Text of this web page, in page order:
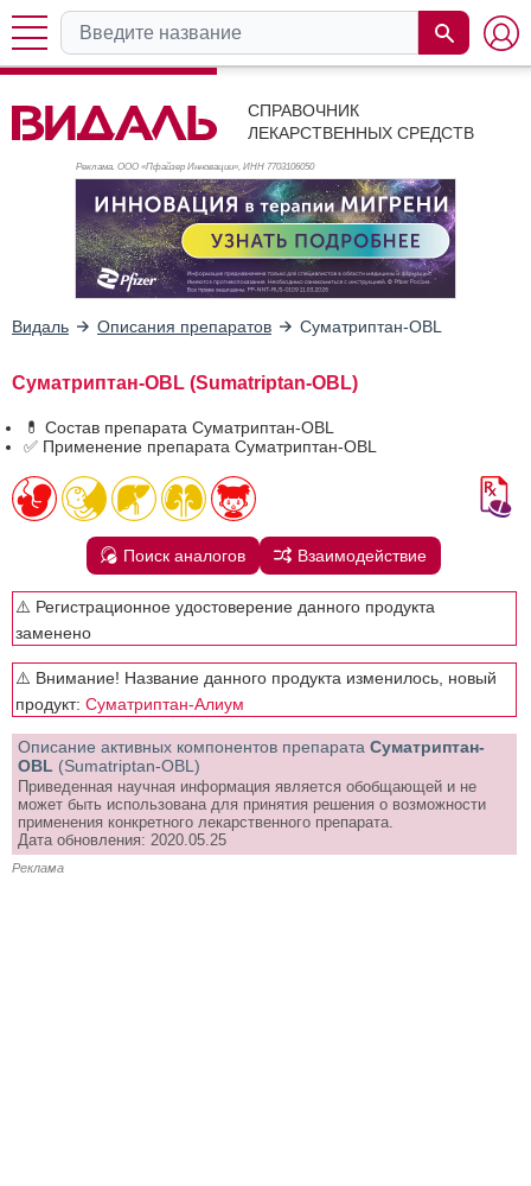
СПРАВОЧНИК
ЛЕКАРСТВЕННЫХ СРЕДСТВ
Реклама. ООО «Пфайзер Инновации», ИНН 7703106050
Видаль Описания препаратов Суматриптан-OBL
Суматриптан-OBL (Sumatriptan-OBL)
💊 Состав препарата Суматриптан-OBL
✅ Применение препарата Суматриптан-OBL
Поиск аналогов Взаимодействие
⚠️ Регистрационное удостоверение данного продукта
заменено
⚠️ Внимание! Название данного продукта изменилось, новый
продукт: Суматриптан-Алиум
Описание активных компонентов препарата Суматриптан-
OBL (Sumatriptan-OBL)
Приведенная научная информация является обобщающей и не
может быть использована для принятия решения о возможности
применения конкретного лекарственного препарата.
Дата обновления: 2020.05.25
Реклама